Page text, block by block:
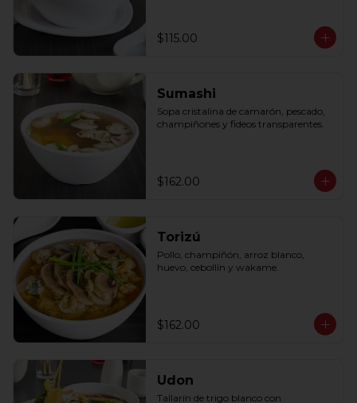
$115.00
Sumashi
Sopa cristalina de camarón, pescado,
champiñones y fideos transparentes.
$162.00
Torizú
Pollo, champiñón, arroz blanco,
huevo, cebollín y wakame.
$162.00
Udon
Tallarín de trigo blanco con